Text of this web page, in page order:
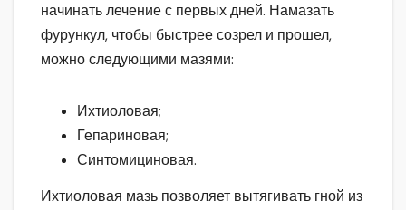
начинать лечение с первых дней. Намазать
фурункул, чтобы быстрее созрел и прошел,
можно следующими мазями:
Ихтиоловая;
Гепариновая;
Синтомициновая.
Ихтиоловая мазь позволяет вытягивать гной из